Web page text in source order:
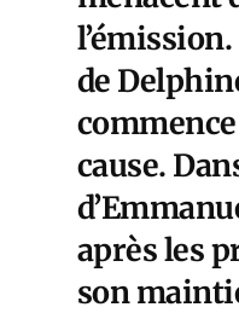
de
cause.
après les
son